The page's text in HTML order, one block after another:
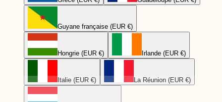
Guyane française (EUR €)
Hongrie (EUR €) Irlande (EUR €)
Italie (EUR €) La Réunion (EUR €)